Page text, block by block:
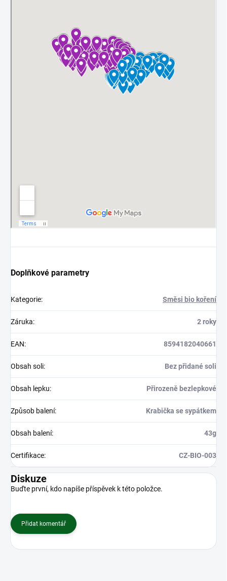
Doplňkové parametry
Kategorie: Směsi bio koření
Záruka: 2 roky
EAN: 8594182040661
Obsah soli: Bez přidané soli
Obsah lepku: Přirozeně bezlepkové
Způsob balení: Krabička se sypátkem
Obsah balení: 43g
Certifikace: CZ-BIO-003
Diskuze
Buďte první, kdo napíše příspěvek k této položce.
Přidat komentář